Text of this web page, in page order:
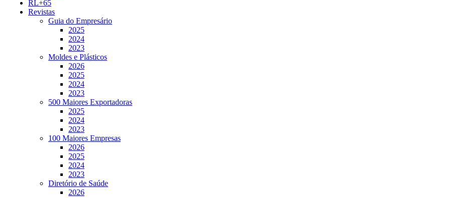
RL+65
Revistas
Guia do Empresário
2025
2024
2023
Moldes e Plásticos
2026
2025
2024
2023
500 Maiores Exportadoras
2025
2024
2023
100 Maiores Empresas
2026
2025
2024
2023
Diretório de Saúde
2026